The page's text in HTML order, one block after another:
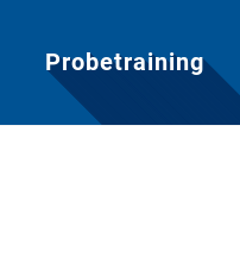
Probetraining